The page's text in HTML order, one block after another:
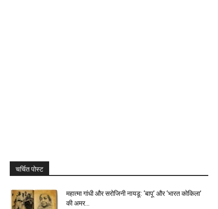
चर्चित पोस्ट
महात्मा गांधी और सरोजिनी नायडू: ‘बापू’ और ‘भारत कोकिला’
की अमर...